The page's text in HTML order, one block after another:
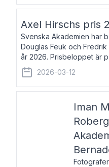
Axel Hirschs pris
Svenska Akademien har
Douglas Feuk och
år 2026. Prisbeloppet är
Johan Erséus, född
journalist med mångårigt för
2026-03-12
Iman